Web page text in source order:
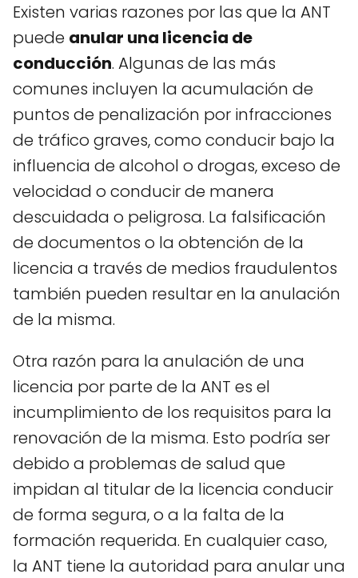
Existen varias razones por las que la ANT
puede anular una licencia de
conducción. Algunas de las más
comunes incluyen la acumulación de
puntos de penalización por infracciones
de tráfico graves, como conducir bajo la
influencia de alcohol o drogas, exceso de
velocidad o conducir de manera
descuidada o peligrosa. La falsificación
de documentos o la obtención de la
licencia a través de medios fraudulentos
también pueden resultar en la anulación
de la misma.
Otra razón para la anulación de una
licencia por parte de la ANT es el
incumplimiento de los requisitos para la
renovación de la misma. Esto podría ser
debido a problemas de salud que
impidan al titular de la licencia conducir
de forma segura, o a la falta de la
formación requerida. En cualquier caso,
la ANT tiene la autoridad para anular una